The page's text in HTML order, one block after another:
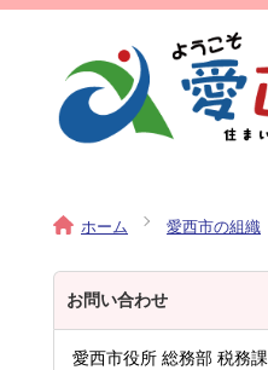
ホーム 愛西市の組織
お問い合わせ
愛西市役所 総務部 税務課